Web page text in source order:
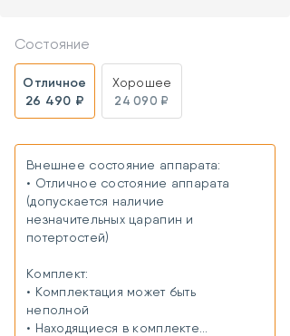
Состояние
Отличное
26 490 ₽
Хорошее
24 090 ₽
Внешнее состояние аппарата:
• Отличное состояние аппарата
(допускается наличие
незначительных царапин и
потертостей)
Комплект:
• Комплектация может быть
неполной
• Находящиеся в комплекте